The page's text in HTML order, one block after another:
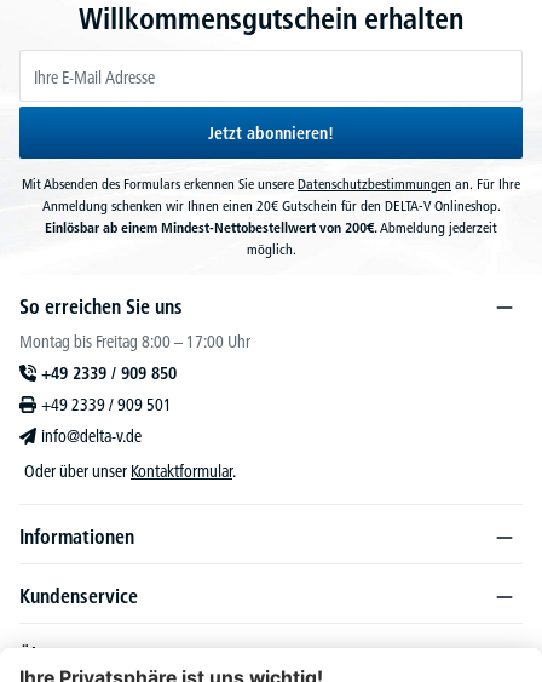
Willkommensgutschein erhalten
Jetzt abonnieren!
Mit Absenden des Formulars erkennen Sie unsere Datenschutzbestimmungen an. Für Ihre
Anmeldung schenken wir Ihnen einen 20€ Gutschein für den DELTA-V Onlineshop.
Einlösbar ab einem Mindest-Nettobestellwert von 200€.Abmeldung jederzeit
möglich.
So erreichen Sie uns
Montag bis Freitag 8:00 – 17:00 Uhr
+49 2339 / 909 850
+49 2339 / 909 501
info@delta-v.de
Oder über unser Kontaktformular.
Informationen
Kundenservice
Über DELTA-V